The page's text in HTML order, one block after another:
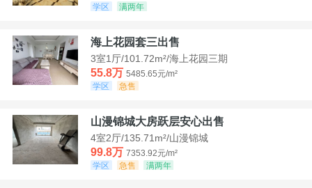
学区
满两年
海上花园套三出售
3室1厅/101.72m²/海上花园三期
55.8万 5485.65元/m²
学区
急售
山漫锦城大房跃层安心出售
4室2厅/135.71m²/山漫锦城
99.8万 7353.92元/m²
学区
急售 满两年